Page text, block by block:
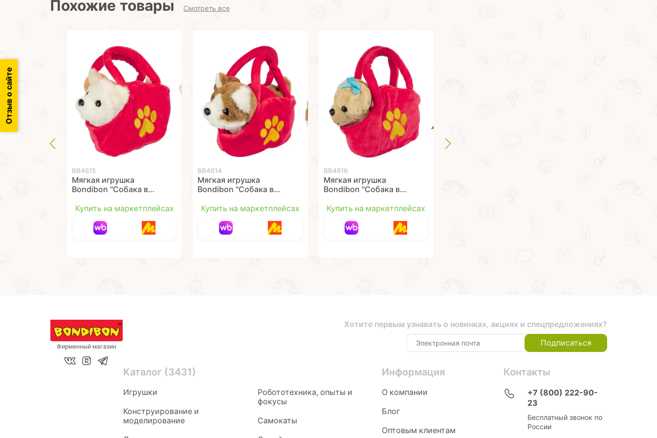
Похожие товары Смотреть все
ВВ4615
Мягкая игрушка
Bondibon "Собака в
озвученная 14 см
Купить на маркетплейсах
ВВ4614
Мягкая игрушка
Bondibon "Собака в
белая движущаяся и
Купить на маркетплейсах
ВВ4616
Мягкая игрушка
Bondibon "Собака в
озвученная 17 см
Купить на маркетплейсах
Отзыв о сайте
Фирменный магазин
Хотите первым узнавать о новинках, акциях и спецпредложениях?
Подписаться
Каталог (3431)
Игрушки
Конструирование и
моделирование
Робототехника, опыты и
фокусы
Самокаты
Информация
О компании
Блог
Оптовым клиентам
Контакты
+7 (800) 222-90-
23
Бесплатный звонок по
России